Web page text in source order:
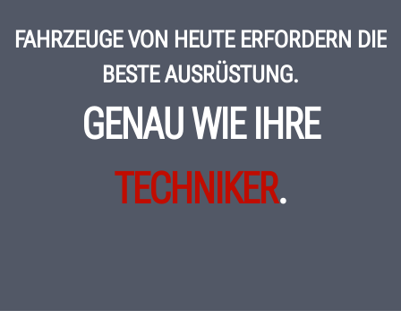
FAHRZEUGE VON HEUTE ERFORDERN DIE
BESTE AUSRÜSTUNG.
GENAU WIE IHRE
TECHNIKER.